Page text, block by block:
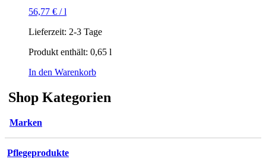
werden
56,77 € /l
Lieferzeit: 2-3 Tage
Produkt enthält: 0,65 l
In den Warenkorb
Shop Kategorien
Marken
Pflegeprodukte